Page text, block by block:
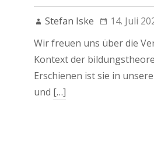
Stefan Iske
14. Juli
Wir freuen uns über die
Kontext der
Erschienen ist sie in
und […]